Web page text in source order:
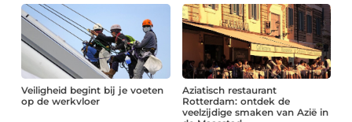
Veiligheid begint bij je voeten
op de werkvloer
Aziatisch restaurant
Rotterdam: ontdek de
veelzijdige smaken van Azië in